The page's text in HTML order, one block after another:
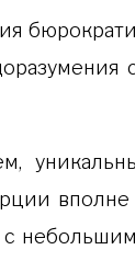
вполне
с